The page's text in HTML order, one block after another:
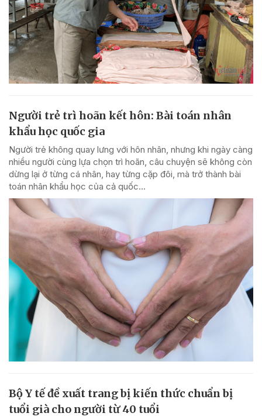
Người trẻ trì hoãn kết hôn: Bài toán nhân
khẩu học quốc gia
Người trẻ không quay lưng với hôn nhân, nhưng khi ngày càng
nhiều người cùng lựa chọn trì hoãn, câu chuyện sẽ không còn
dừng lại ở từng cá nhân, hay từng cặp đôi, mà trở thành bài
toán nhân khẩu học của cả quốc...
Bộ Y tế đề xuất trang bị kiến thức chuẩn bị
tuổi già cho người từ 40 tuổi